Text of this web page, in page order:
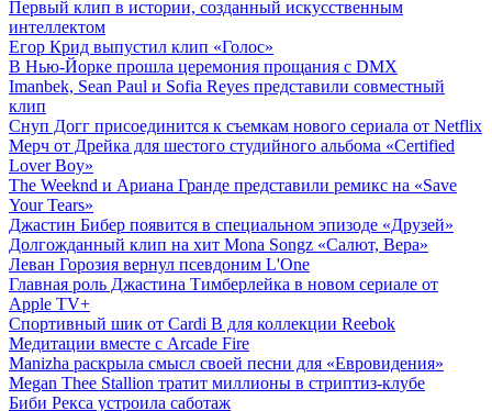
Первый клип в истории, созданный искусственным
интеллектом
Егор Крид выпустил клип «Голос»
В Нью-Йорке прошла церемония прощания с DMX
Imanbek, Sean Paul и Sofia Reyes представили совместный
клип
Снуп Догг присоединится к съемкам нового сериала от Netflix
Мерч от Дрейка для шестого студийного альбома «Certified
Lover Boy»
The Weeknd и Ариана Гранде представили ремикс на «Save
Your Tears»
Джастин Бибер появится в специальном эпизоде «Друзей»
Долгожданный клип на хит Mona Songz «Салют, Вера»
Леван Горозия вернул псевдоним L'One
Главная роль Джастина Тимберлейка в новом сериале от
Apple TV+
Спортивный шик от Cardi B для коллекции Reebok
Медитации вместе с Arcade Fire
Manizha раскрыла смысл своей песни для «Евровидения»
Megan Thee Stallion тратит миллионы в стриптиз-клубе
Биби Рекса устроила саботаж